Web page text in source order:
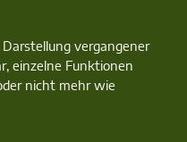
vergangener
einzelne Funktionen
nicht mehr wie